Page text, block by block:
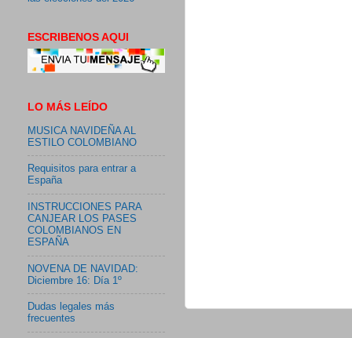
ESCRIBENOS AQUI
LO MÁS LEÍDO
MUSICA NAVIDEÑA AL
ESTILO COLOMBIANO
Requisitos para entrar a
España
INSTRUCCIONES PARA
CANJEAR LOS PASES
COLOMBIANOS EN
ESPAÑA
NOVENA DE NAVIDAD:
Diciembre 16: Día 1º
Dudas legales más
frecuentes